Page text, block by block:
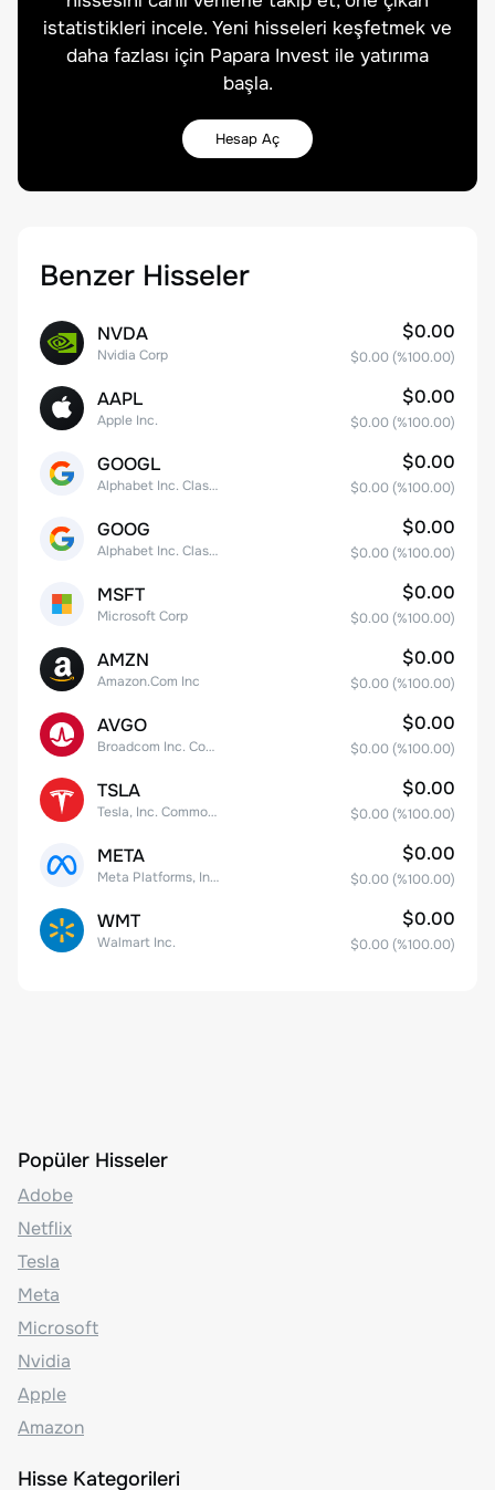
istatistikleri incele. Yeni hisseleri keşfetmek ve
daha fazlası için Papara Invest ile yatırıma
başla.
Hesap Aç
Benzer Hisseler
NVDA
Nvidia Corp
$0.00
$0.00 (%100.00)
AAPL
Apple Inc.
$0.00
$0.00 (%100.00)
GOOGL
Alphabet Inc. Class A Common Stock
$0.00
$0.00 (%100.00)
GOOG
Alphabet Inc. Class C Capital Stock
$0.00
$0.00 (%100.00)
MSFT
Microsoft Corp
$0.00
$0.00 (%100.00)
AMZN
Amazon.Com Inc
$0.00
$0.00 (%100.00)
AVGO
Broadcom Inc. Common Stock
$0.00
$0.00 (%100.00)
TSLA
Tesla, Inc. Common Stock
$0.00
$0.00 (%100.00)
META
Meta Platforms, Inc. Class A Common Stock
$0.00
$0.00 (%100.00)
WMT
Walmart Inc.
$0.00
$0.00 (%100.00)
Popüler Hisseler
Adobe
Netflix
Tesla
Meta
Microsoft
Nvidia
Apple
Amazon
Hisse Kategorileri